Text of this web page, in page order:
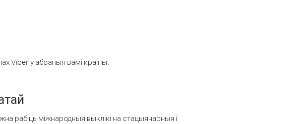
Viber у абраныя вамі краіны.
рабіць міжнародныя выклікі на стацыянарныя і